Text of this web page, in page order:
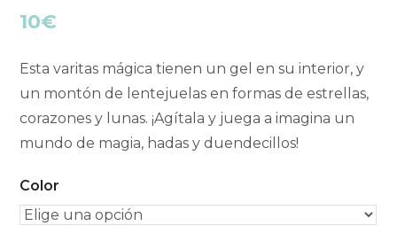
10€
Esta varitas mágica tienen un gel en su interior, y
un montón de lentejuelas en formas de estrellas,
corazones y lunas. ¡Agítala y juega a imagina un
mundo de magia, hadas y duendecillos!
Color